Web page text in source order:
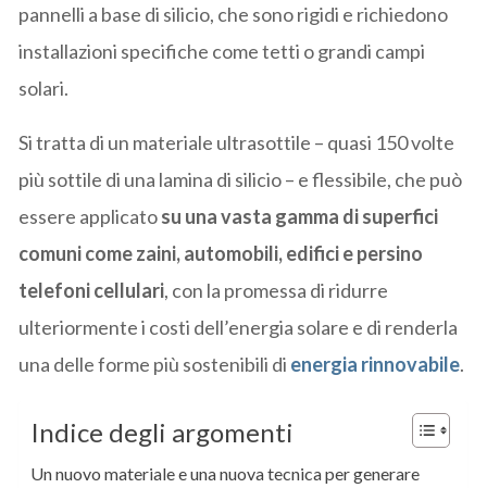
pannelli a base di silicio, che sono rigidi e richiedono
installazioni specifiche come tetti o grandi campi
solari.
Si tratta di un materiale ultrasottile – quasi 150 volte
più sottile di una lamina di silicio – e flessibile, che può
essere applicatosu una vasta gamma di superfici
comuni come zaini, automobili, edifici e persino
telefoni cellulari, con la promessa di ridurre
ulteriormente i costi dell’energia solare e di renderla
una delle forme più sostenibili di energia rinnovabile.
Indice degli argomenti
Un nuovo materiale e una nuova tecnica per generare